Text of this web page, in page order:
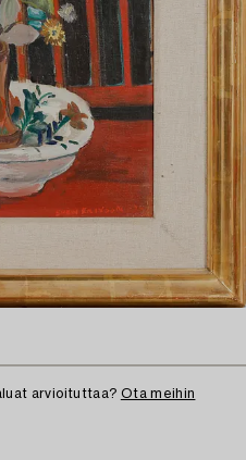
arvioituttaa? Ota meihin